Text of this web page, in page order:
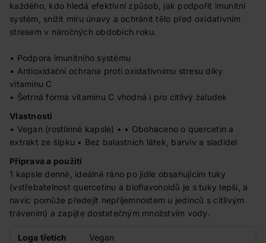
každého, kdo hledá efektivní způsob, jak podpořit imunitní
systém, snížit míru únavy a ochránit tělo před oxidativním
stresem v náročných obdobích roku.
• Podpora imunitního systému
• Antioxidační ochrana proti oxidativnímu stresu díky
vitamínu C
• Šetrná forma vitaminu C vhodná i pro citlivý žaludek
Vlastnosti
• Vegan (rostlinné kapsle) • • Obohaceno o quercetin a
extrakt ze šípku • Bez balastních látek, barviv a sladidel
Příprava a použití
1 kapsle denně, ideálně ráno po jídle obsahujícím tuky
(vstřebatelnost quercetinu a bioflavonoidů je s tuky lepší, a
navíc pomůže předejít nepříjemnostem u jedinců s citlivým
trávením) a zapijte dostatečným množstvím vody.
Loga třetích
Vegan